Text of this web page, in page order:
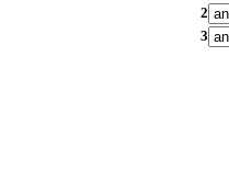
2
3